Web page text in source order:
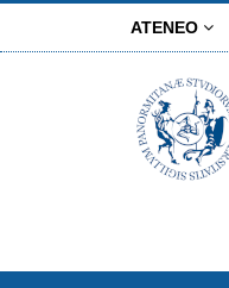
ATENEO